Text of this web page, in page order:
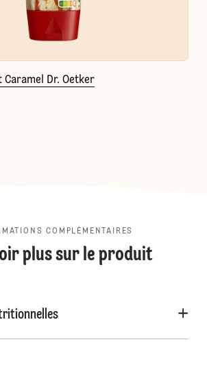
Caramel Dr. Oetker
COMPLÉMENTAIRES
plus sur le produit